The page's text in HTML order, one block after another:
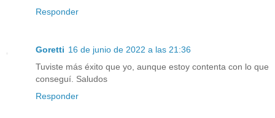
Responder
Goretti 16 de junio de 2022 a las 21:36
Tuviste más éxito que yo, aunque estoy contenta con lo que
conseguí. Saludos
Responder